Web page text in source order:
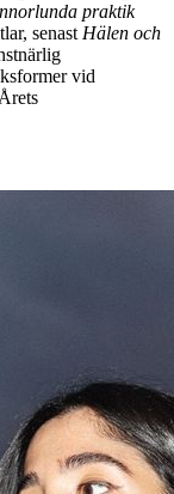
praktik
senast Hälen och
vid